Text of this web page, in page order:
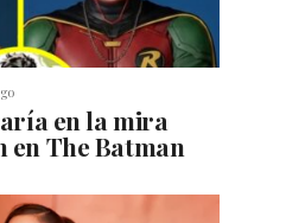
en la mira
en The Batman